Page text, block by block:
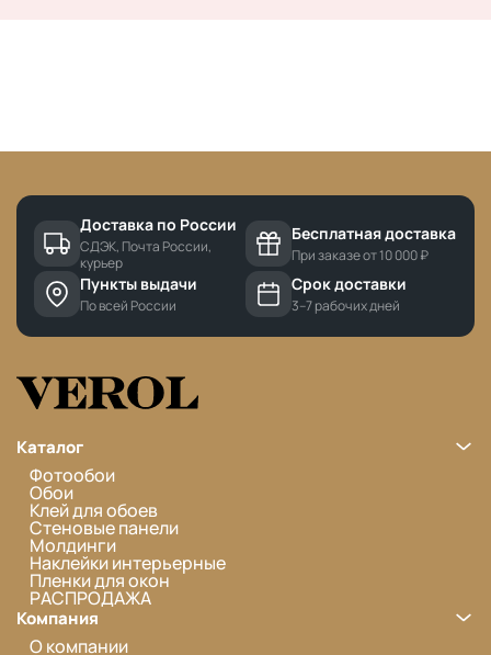
Доставка по России
СДЭК, Почта России,
курьер
Бесплатная доставка
При заказе от 10 000 ₽
Пункты выдачи
По всей России
Срок доставки
3–7 рабочих дней
Каталог
Фотообои
Обои
Клей для обоев
Стеновые панели
Молдинги
Наклейки интерьерные
Пленки для окон
РАСПРОДАЖА
Компания
О компании